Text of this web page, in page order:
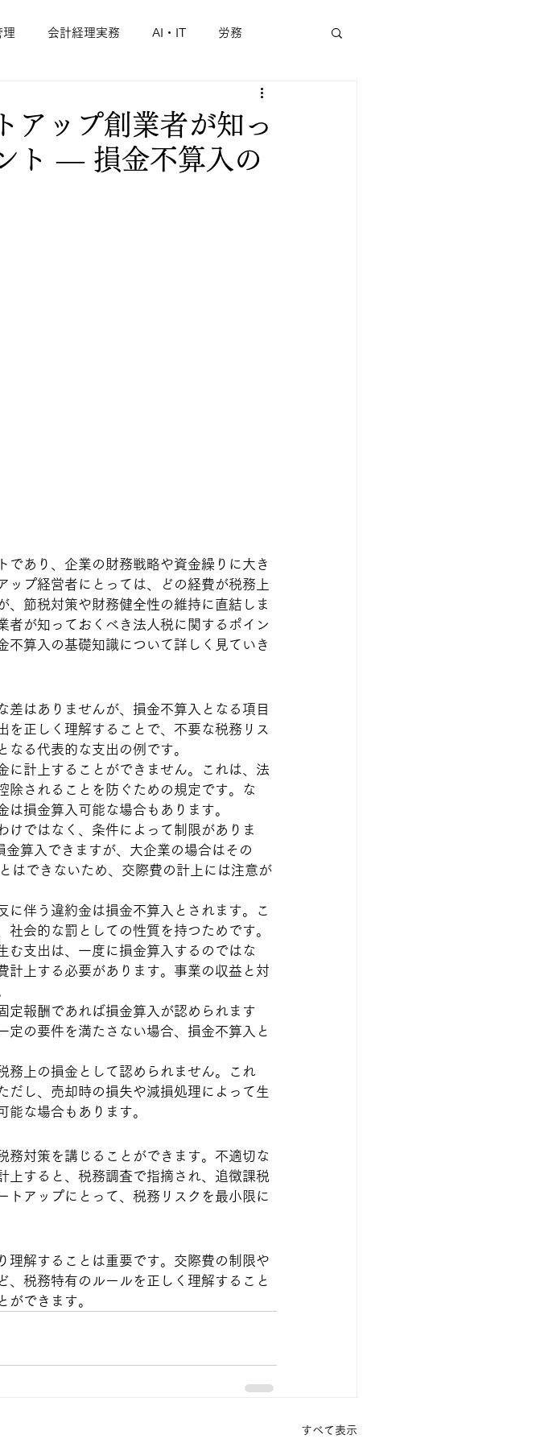
理 会計経理実務 AI・IT 労務
アップ創業者が知っ
ト — 損金不算入の
であり、企業の財務戦略や資金繰りに大き
ップ経営者にとっては、どの経費が税務上
、節税対策や財務健全性の維持に直結しま
者が知っておくべき法人税に関するポイン
不算入の基礎知識について詳しく見ていき
はありませんが、損金不算入となる項目
を正しく理解することで、不要な税務リス
る代表的な支出の例です。
に計上することができません。これは、法
除されることを防ぐための規定です。な
損金算入可能な場合もあります。
けではなく、条件によって制限がありま
算入できますが、大企業の場合はその
はできないため、交際費の計上には注意が
に伴う違約金は損金不算入とされます。こ
会的な罰としての性質を持つためです。
む支出は、一度に損金算入するのではな
計上する必要があります。事業の収益と対
定報酬であれば損金算入が認められます
定の要件を満たさない場合、損金不算入と
務上の損金として認められません。これ
だし、売却時の損失や減損処理によって生
能な場合もあります。
務対策を講じることができます。不適切な
上すると、税務調査で指摘され、追徴課税
トアップにとって、税務リスクを最小限に
理解することは重要です。交際費の制限や
税務特有のルールを正しく理解すること
ができます。
すべて表示